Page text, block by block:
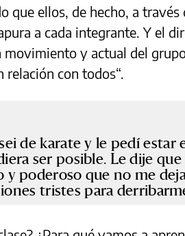
que ellos, de hecho, a través
a cada integrante. Y el
movimiento y actual del
con todos“.
de karate y le pedí estar
ser posible. Le dije
y poderoso que no me
tristes para